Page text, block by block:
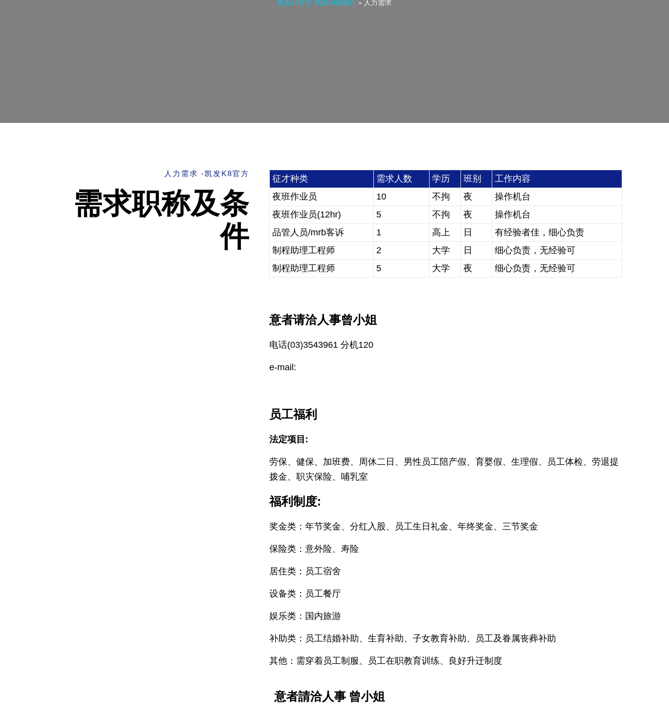
凯发k8官方-凯发k8旗舰厅 » 人力需求
人力需求 -凯发K8官方
需求职称及条
件
征才种类 需求人数 学历 班别
工作内容
夜班作业员
10 不拘 夜
操作机台
夜班作业员(12hr)
5 不拘 夜
操作机台
品管人员/mrb客诉
1 高上 日
有经验者佳，细心负责
制程助理工程师
2 大学 日
细心负责，无经验可
制程助理工程师
5 大学 夜 细心负责，无经验可
意者请洽人事曾小姐​
电话(03)3543961 分机120
e-mail:
员工福利
法定项目:
劳保、健保、加班费、周休二日、男性员工陪产假、育婴假、生理假、员工体检、劳退提
拨金、职灾保险、哺乳室
福利制度:
奖金类：年节奖金、分红入股、员工生日礼金、年终奖金、三节奖金
保险类：意外险、寿险
居住类：员工宿舍
设备类：员工餐厅
娱乐类：国内旅游
补助类：员工结婚补助、生育补助、子女教育补助、员工及眷属丧葬补助
其他：需穿着员工制服、员工在职教育训练、良好升迁制度
意者請洽人事 曾小姐